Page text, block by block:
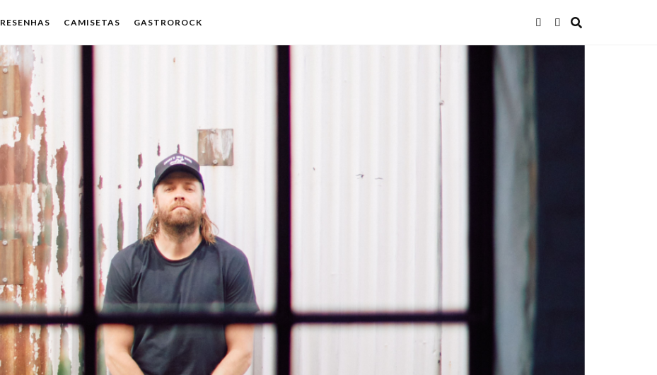
RESENHAS CAMISETAS GASTROROCK